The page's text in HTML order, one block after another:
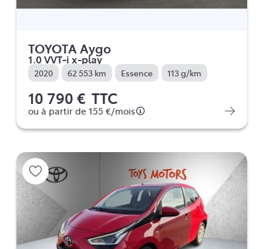
TOYOTA Aygo
1.0 VVT-i x-play
2020 62 553 km Essence 113 g/km
10 790 € TTC
ou à partir de 155 €/mois